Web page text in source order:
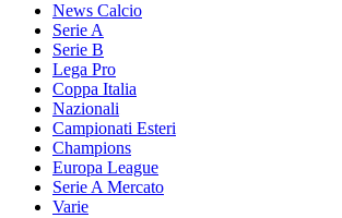
News Calcio
Serie A
Serie B
Lega Pro
Coppa Italia
Nazionali
Campionati Esteri
Champions
Europa League
Serie A Mercato
Varie